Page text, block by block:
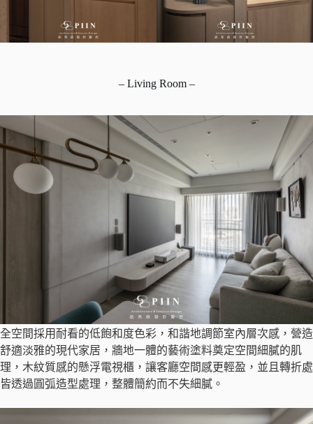
– Living Room –
全空間採用耐看的低飽和度色彩，和諧地調節室內層次感，營造
舒適淡雅的現代家居，牆地一體的藝術塗料奠定空間細膩的肌
理，木紋質感的懸浮電視櫃，讓客廳空間感更輕盈，並且轉折處
皆透過圓弧造型處理，整體簡約而不失細膩。